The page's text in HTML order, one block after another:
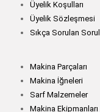
Üyelik Koşulları
Üyelik Sözleşmesi
Sıkça Sorulan
Makina Parçaları
Makina İğneleri
Sarf Malzemeler
Makina Ekipmanları